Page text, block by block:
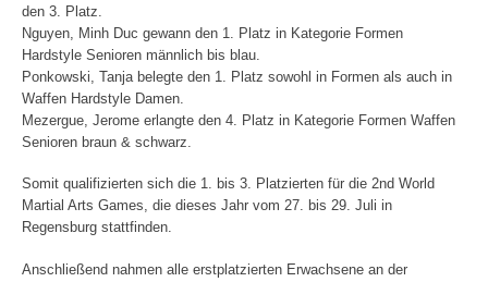
den 3. Platz.
Nguyen, Minh Duc gewann den 1. Platz in Kategorie Formen
Hardstyle Senioren männlich bis blau.
Ponkowski, Tanja belegte den 1. Platz sowohl in Formen als auch in
Waffen Hardstyle Damen.
Mezergue, Jerome erlangte den 4. Platz in Kategorie Formen Waffen
Senioren braun & schwarz.
Somit qualifizierten sich die 1. bis 3. Platzierten für die 2nd World
Martial Arts Games, die dieses Jahr vom 27. bis 29. Juli in
Regensburg stattfinden.
Anschließend nahmen alle erstplatzierten Erwachsene an der